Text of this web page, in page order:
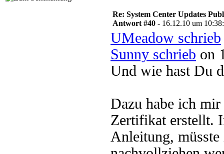
Re: System Center Updates
Antwort #40 - 16.12.10 um
UMeadow schrieb
Sunny schrieb on
Und wie hast Du
Dazu habe ich
Zertifikat erstellt.
Anleitung,